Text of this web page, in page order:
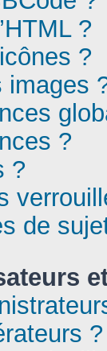
?
?
images
?
?
de
?